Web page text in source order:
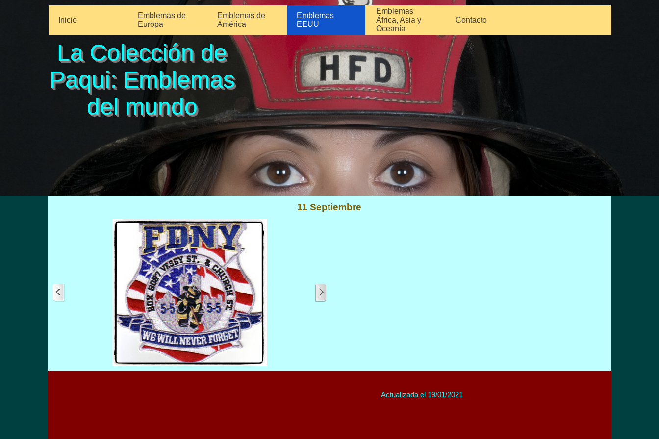
Inicio
Emblemas de
Europa
Emblemas de
América
Emblemas
EEUU
Emblemas
África, Asia y
Oceanía
Contacto
La Colección de
Paqui: Emblemas
del mundo
11 Septiembre
Actualizada el 19/01/2021